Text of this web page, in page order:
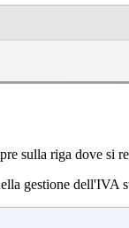
sulla riga dove si
gestione